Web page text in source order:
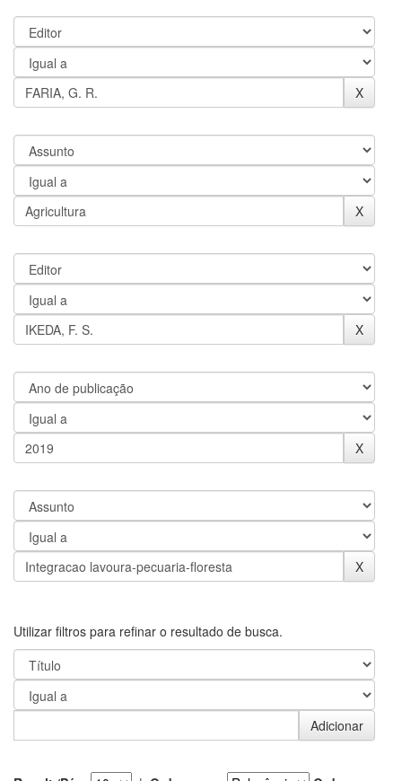
Utilizar filtros para refinar o resultado de busca.